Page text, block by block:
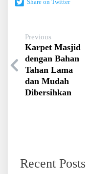
Share on Twitter
Previous
Karpet Masjid
dengan Bahan
Tahan Lama
dan Mudah
Dibersihkan
Recent Posts